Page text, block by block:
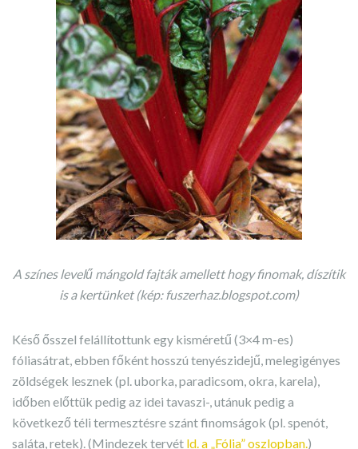
A színes levelű mángold fajták amellett hogy finomak, díszítik
is a kertünket (kép: fuszerhaz.blogspot.com)
Késő ősszel felállítottunk egy kisméretű (3×4 m-es)
fóliasátrat, ebben főként hosszú tenyészidejű, melegigényes
zöldségek lesznek (pl. uborka, paradicsom, okra, karela),
időben előttük pedig az idei tavaszi-, utánuk pedig a
következő téli termesztésre szánt finomságok (pl. spenót,
saláta, retek). (Mindezek tervét ld. a „Fólia” oszlopban.)